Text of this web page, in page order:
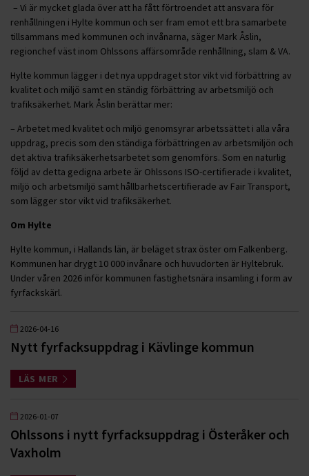
– Vi är mycket glada över att ha fått förtroendet att ansvara för
renhållningen i Hylte kommun och ser fram emot ett bra samarbete
tillsammans med kommunen och invånarna, säger Mark Åslin,
regionchef väst inom Ohlssons affärsområde renhållning, slam & VA.
Hylte kommun lägger i det nya uppdraget stor vikt vid förbättring av
kvalitet och miljö samt en ständig förbättring av arbetsmiljö och
trafiksäkerhet. Mark Åslin berättar mer:
– Arbetet med kvalitet och miljö genomsyrar arbetssättet i alla våra
uppdrag, precis som den ständiga förbättringen av arbetsmiljön och
det aktiva trafiksäkerhetsarbetet som genomförs. Som en naturlig
följd av detta gedigna arbete är Ohlssons ISO-certifierade i kvalitet,
miljö och arbetsmiljö samt hållbarhetscertifierade av Fair Transport,
som lägger stor vikt vid trafiksäkerhet.
Om Hylte
Hylte kommun, i Hallands län, är beläget strax öster om Falkenberg.
Kommunen har drygt 10 000 invånare och huvudorten är Hyltebruk.
Under våren 2026 inför kommunen fastighetsnära insamling i form av
fyrfackskärl.
2026-04-16
Nytt fyrfacksuppdrag i Kävlinge kommun
LÄS MER
2026-01-07
Ohlssons i nytt fyrfacksuppdrag i Österåker och
Vaxholm